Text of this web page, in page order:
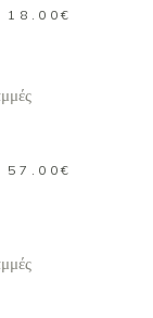
18.00€
57.00€